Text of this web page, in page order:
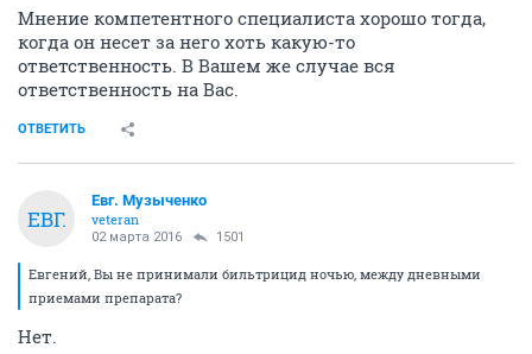
Мнение компетентного специалиста хорошо тогда,
когда он несет за него хоть какую-то
ответственность. В Вашем же случае вся
ответственность на Вас.
ОТВЕТИТЬ
ЕВГ.
Евг. Музыченко
veteran
02 марта 2016 1501
Евгений, Вы не принимали бильтрицид ночью, между дневными
приемами препарата?
Нет.